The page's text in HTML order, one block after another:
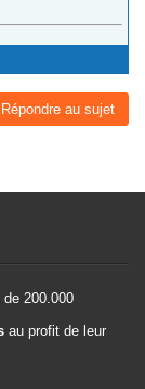
Répondre au sujet
de 200.000
au profit de leur